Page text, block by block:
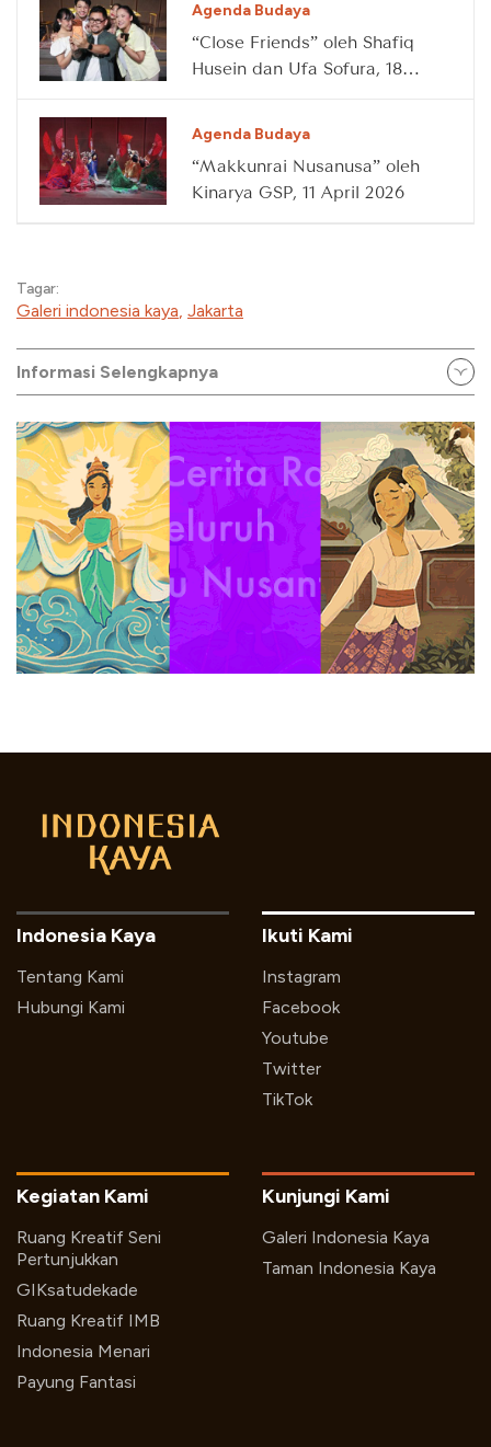
Agenda Budaya
“Close Friends” oleh Shafiq
Husein dan Ufa Sofura, 18
Agenda Budaya
“Makkunrai Nusanusa” oleh
Kinarya GSP, 11 April 2026
Tagar:
Galeri indonesia kaya, Jakarta
Informasi Selengkapnya
Indonesia Kaya
Tentang Kami
Hubungi Kami
Ikuti Kami
Instagram
Facebook
Youtube
Twitter
TikTok
Kegiatan Kami
Ruang Kreatif Seni
Pertunjukkan
GIKsatudekade
Ruang Kreatif IMB
Indonesia Menari
Payung Fantasi
Kunjungi Kami
Galeri Indonesia Kaya
Taman Indonesia Kaya